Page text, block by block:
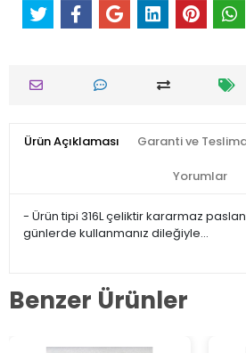
Ürün Açıklaması Garanti ve
Yorumlar
- Ürün tipi 316L çeliktir kararmaz
günlerde kullanmanız dileğiyle…
Benzer Ürünler